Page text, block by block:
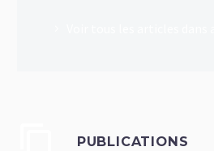
PUBLICATIONS